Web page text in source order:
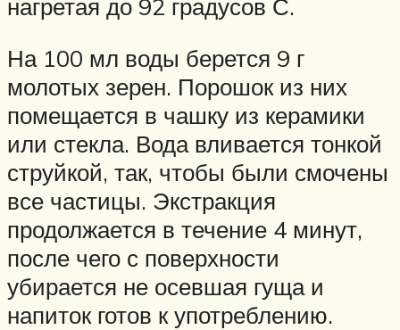
нагретая до 92 градусов С.
На 100 мл воды берется 9 г
молотых зерен. Порошок из них
помещается в чашку из керамики
или стекла. Вода вливается тонкой
струйкой, так, чтобы были смочены
все частицы. Экстракция
продолжается в течение 4 минут,
после чего с поверхности
убирается не осевшая гуща и
напиток готов к употреблению.